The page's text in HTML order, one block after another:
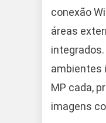
conexão
áreas
ambientes
MP cada,
imagens